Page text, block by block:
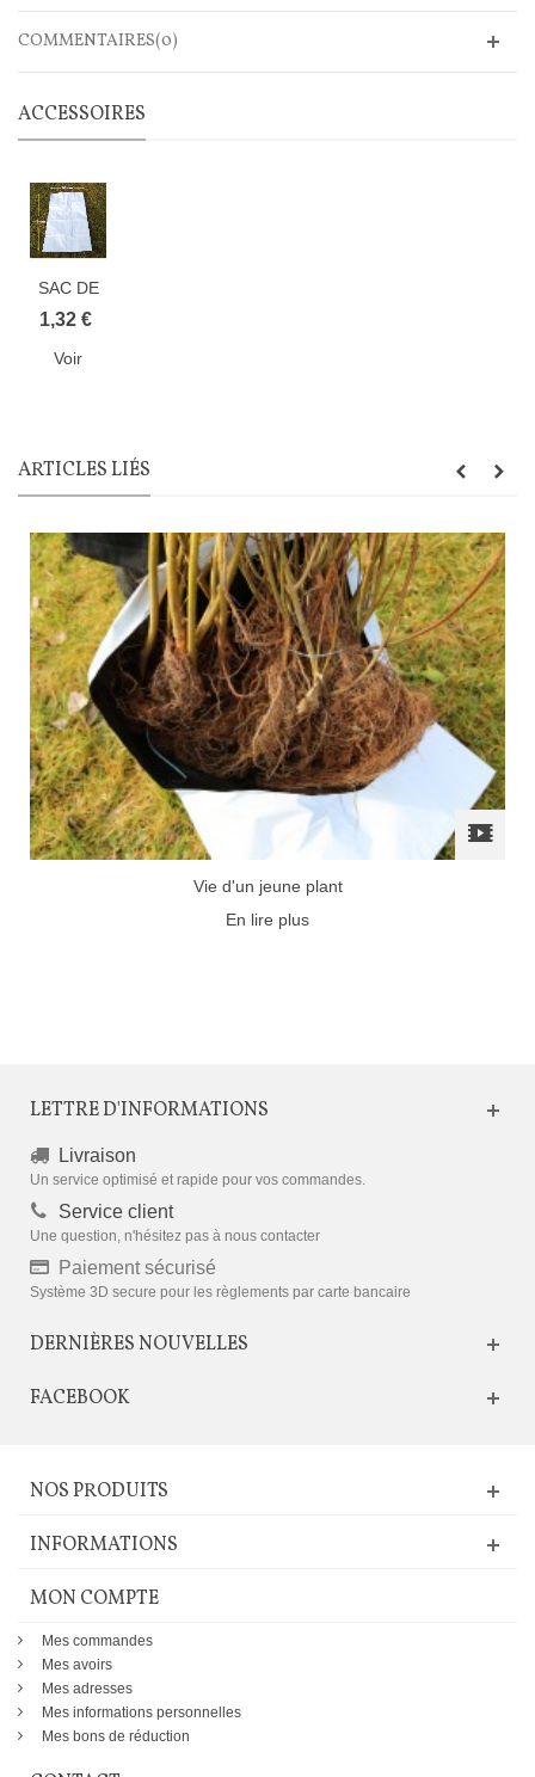
COMMENTAIRES(0)
ACCESSOIRES
SAC DE
CONSERVATION
1,32 €
Voir
ARTICLES LIÉS
Vie d'un jeune plant
En lire plus
LETTRE D'INFORMATIONS
Livraison
Un service optimisé et rapide pour vos commandes.
Service client
Une question, n'hésitez pas à nous contacter
Paiement sécurisé
Système 3D secure pour les règlements par carte bancaire
DERNIÈRES NOUVELLES
FACEBOOK
NOS PRODUITS
INFORMATIONS
MON COMPTE
Mes commandes
Mes avoirs
Mes adresses
Mes informations personnelles
Mes bons de réduction